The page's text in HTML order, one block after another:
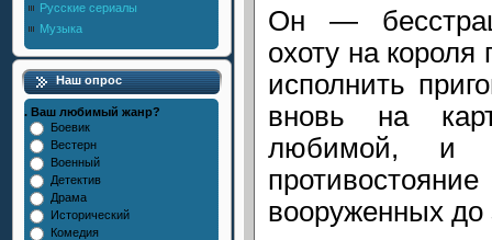
Русские сериалы
Музыка
Наш опрос
. Ваш любимый жанр?
Боевик
Вестерн
Военный
Детектив
Драма
Исторический
Комедия
Он —
охоту на
исполнить
вновь на
любимой, и
вооруженных до